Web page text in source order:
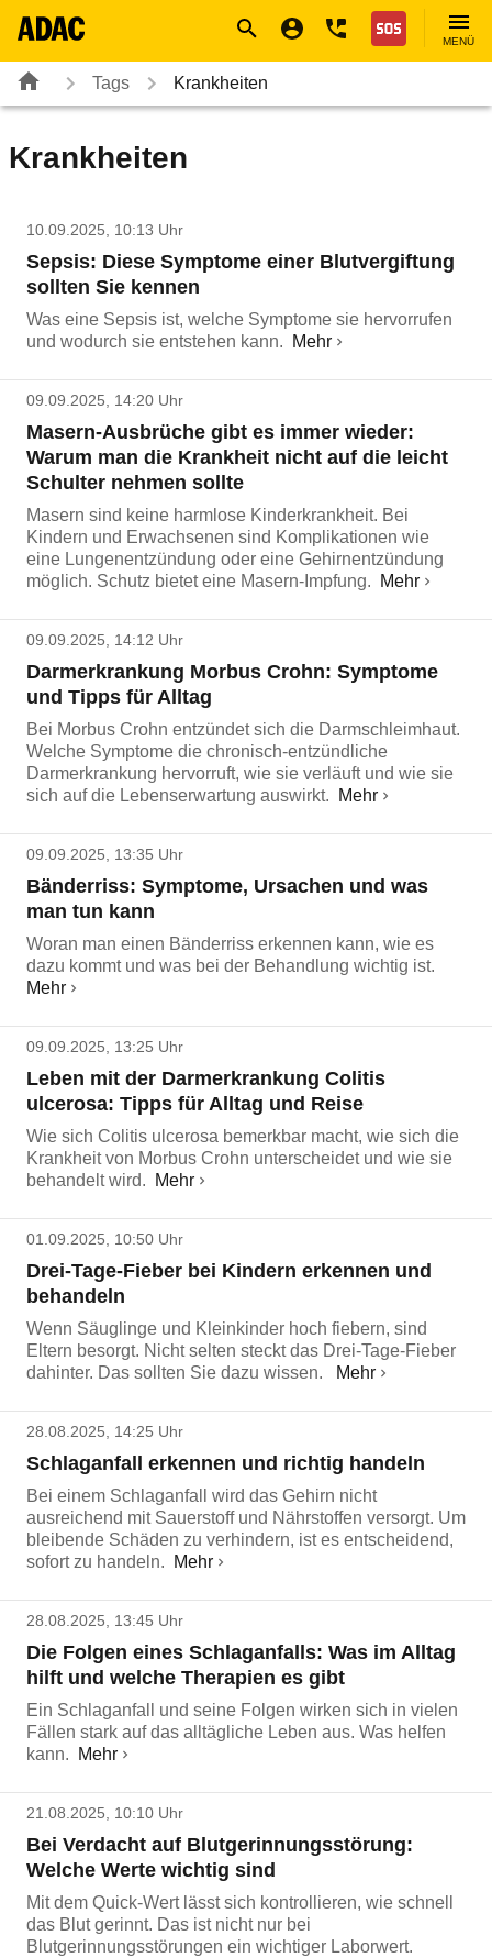
Nothilfe
MENÜ
Tags Krankheiten
Krankheiten
10.09.2025, 10:13 Uhr
Sepsis: Diese Symptome einer Blutvergiftung
sollten Sie kennen
Was eine Sepsis ist, welche Symptome sie hervorrufen
und wodurch sie entstehen kann.
Mehr
09.09.2025, 14:20 Uhr
Masern-Ausbrüche gibt es immer wieder:
Warum man die Krankheit nicht auf die leicht
Schulter nehmen sollte
Masern sind keine harmlose Kinderkrankheit. Bei
Kindern und Erwachsenen sind Komplikationen wie
eine Lungenentzündung oder eine Gehirnentzündung
möglich. Schutz bietet eine Masern-Impfung.
Mehr
09.09.2025, 14:12 Uhr
Darmerkrankung Morbus Crohn: Symptome
und Tipps für Alltag
Bei Morbus Crohn entzündet sich die Darmschleimhaut.
Welche Symptome die chronisch-entzündliche
Darmerkrankung hervorruft, wie sie verläuft und wie sie
sich auf die Lebenserwartung auswirkt.
Mehr
09.09.2025, 13:35 Uhr
Bänderriss: Symptome, Ursachen und was
man tun kann
Woran man einen Bänderriss erkennen kann, wie es
dazu kommt und was bei der Behandlung wichtig ist.
Mehr
09.09.2025, 13:25 Uhr
Leben mit der Darmerkrankung Colitis
ulcerosa: Tipps für Alltag und Reise
Wie sich Colitis ulcerosa bemerkbar macht, wie sich die
Krankheit von Morbus Crohn unterscheidet und wie sie
behandelt wird.
Mehr
01.09.2025, 10:50 Uhr
Drei-Tage-Fieber bei Kindern erkennen und
behandeln
Wenn Säuglinge und Kleinkinder hoch fiebern, sind
Eltern besorgt. Nicht selten steckt das Drei-Tage-Fieber
dahinter. Das sollten Sie dazu wissen.
Mehr
28.08.2025, 14:25 Uhr
Schlaganfall erkennen und richtig handeln
Bei einem Schlaganfall wird das Gehirn nicht
ausreichend mit Sauerstoff und Nährstoffen versorgt. Um
bleibende Schäden zu verhindern, ist es entscheidend,
sofort zu handeln.
Mehr
28.08.2025, 13:45 Uhr
Die Folgen eines Schlaganfalls: Was im Alltag
hilft und welche Therapien es gibt
Ein Schlaganfall und seine Folgen wirken sich in vielen
Fällen stark auf das alltägliche Leben aus. Was helfen
kann.
Mehr
21.08.2025, 10:10 Uhr
Bei Verdacht auf Blutgerinnungsstörung:
Welche Werte wichtig sind
Mit dem Quick-Wert lässt sich kontrollieren, wie schnell
das Blut gerinnt. Das ist nicht nur bei
Blutgerinnungsstörungen ein wichtiger Laborwert.